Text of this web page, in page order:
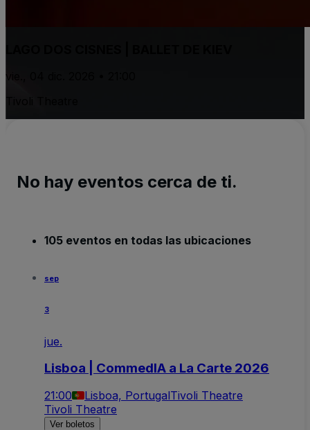
vie., 04 dic. 2026 • 21:00
No hay eventos cerca de ti.
105 eventos en todas las ubicaciones
sep
3
jue.
Lisboa | CommedIA a La Carte 2026
21:00 Lisboa, PortugalTivoli Theatre
Tivoli Theatre
Ver boletos